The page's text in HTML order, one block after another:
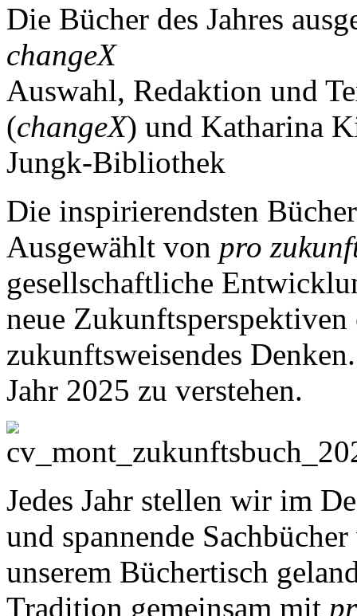
Die Bücher des Jahres
changeX
Auswahl, Redaktion und
(changeX) und Katharina
Jungk-Bibliothek
Die inspirierendsten
Ausgewählt von pro
gesellschaftliche
neue
zukunftsweisendes
Jahr 2025 zu verstehen.
Jedes Jahr stellen wir im
und spannende
unserem Büchertisch
Tradition gemeinsam mit